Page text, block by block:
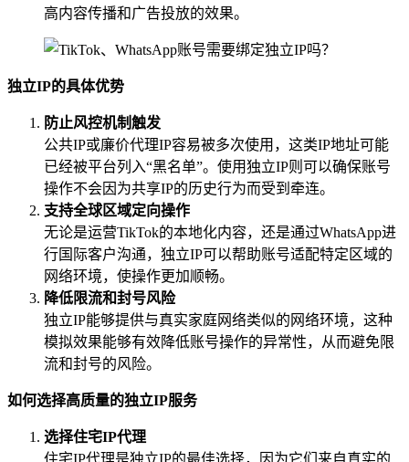
高内容传播和广告投放的效果。
独立IP的具体优势
防止风控机制触发
公共IP或廉价代理IP容易被多次使用，这类IP地址可能
已经被平台列入“黑名单”。使用独立IP则可以确保账号
操作不会因为共享IP的历史行为而受到牵连。
支持全球区域定向操作
无论是运营TikTok的本地化内容，还是通过WhatsApp进
行国际客户沟通，独立IP可以帮助账号适配特定区域的
网络环境，使操作更加顺畅。
降低限流和封号风险
独立IP能够提供与真实家庭网络类似的网络环境，这种
模拟效果能够有效降低账号操作的异常性，从而避免限
流和封号的风险。
如何选择高质量的独立IP服务
选择住宅IP代理
住宅IP代理是独立IP的最佳选择，因为它们来自真实的